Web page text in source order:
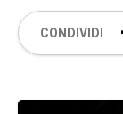
CONDIVIDI